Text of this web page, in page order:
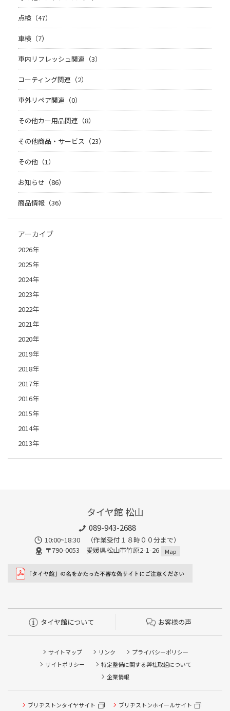
点検（47）
車検（7）
車内リフレッシュ関連（3）
コーティング関連（2）
車外リペア関連（0）
その他カー用品関連（8）
その他商品・サービス（23）
その他（1）
お知らせ（86）
商品情報（36）
アーカイブ
2026年
2025年
2024年
2023年
2022年
2021年
2020年
2019年
2018年
2017年
2016年
2015年
2014年
2013年
タイヤ館 松山
089-943-2688
10:00~18:30 （作業受付１８時００分まで）
〒790-0053 愛媛県松山市竹原2-1-26
Map
タイヤ館について お客様の声
サイトマップ リンク
プライバシーポリシー
サイトポリシー
特定整備に関する弊社取組について
企業情報
ブリヂストンタイヤサイト ブリヂストンホイールサイト
タイヤ点検・安全点検/タイヤ履き替え/オイル交換/その他